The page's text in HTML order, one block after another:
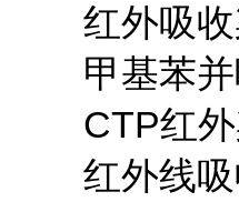
红外吸
甲基苯
CTP红
红外线